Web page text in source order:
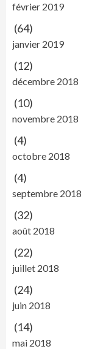
février 2019
(64)
janvier 2019
(12)
décembre 2018
(10)
novembre 2018
(4)
octobre 2018
(4)
septembre 2018
(32)
août 2018
(22)
juillet 2018
(24)
juin 2018
(14)
mai 2018